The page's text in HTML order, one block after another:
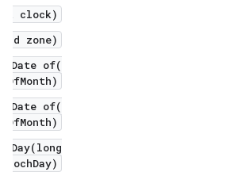
clock)
zone)
of(
of(
epochDay)